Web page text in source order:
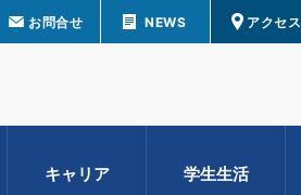
お問合せ NEWS アクセス
キャリア 学生生活